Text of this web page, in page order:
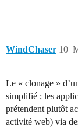
WindChaser 10
Le « clonage »
simplifié ; les
prétendent plutôt
activité web) via